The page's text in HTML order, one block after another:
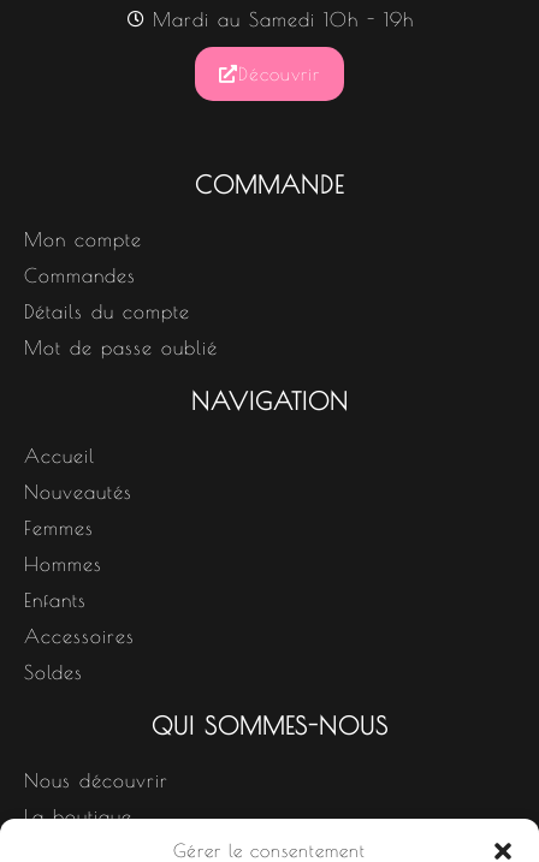
Gérer le consentement
Mardi au Samedi 10h - 19h
Découvrir
COMMANDE
Mon compte
Commandes
Détails du compte
Mot de passe oublié
NAVIGATION
Accueil
Nouveautés
Femmes
Hommes
Enfants
Accessoires
Soldes
QUI SOMMES-NOUS
Nous découvrir
La boutique